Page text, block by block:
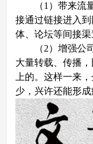
（1）带来流量
接通过链接进入
体、论坛等间接渠
（2）增强公司
大量转载、传播
上的。这样一来
少，兴许还能形